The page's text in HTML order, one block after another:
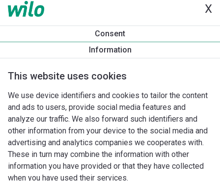
X
Consent
Information
This website uses cookies
We use device identifiers and cookies to tailor the content
and ads to users, provide social media features and
analyze our traffic. We also forward such identifiers and
other information from your device to the social media and
advertising and analytics companies we cooperates with.
These in turn may combine the information with other
information you have provided or that they have collected
when you have used their services.
Productinformatie